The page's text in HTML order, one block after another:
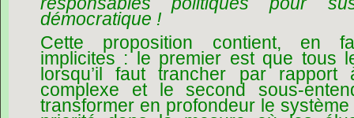
démocratique !
Cette proposition contient, en
implicites : le premier est que tous
lorsqu’il faut trancher par
complexe et le second sous-
transformer en profondeur le système